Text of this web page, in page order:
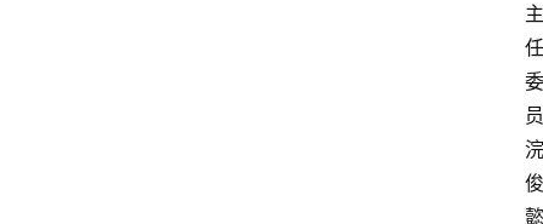
主
任
委
员
浣
俊
懿